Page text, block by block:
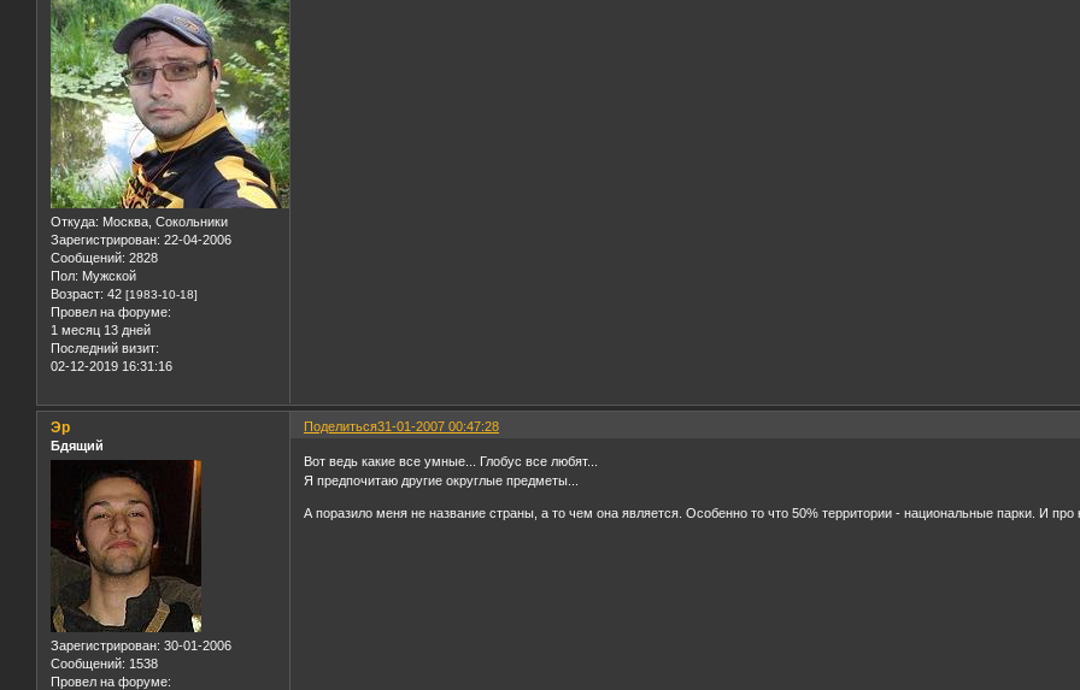
Откуда: Москва, Сокольники
Зарегистрирован: 22-04-2006
Сообщений: 2828
Пол: Мужской
Возраст: 42 [1983-10-18]
Провел на форуме:
1 месяц 13 дней
Последний визит:
02-12-2019 16:31:16
Поделиться31-01-2007 00:47:28
Эр
Бдящий
Зарегистрирован: 30-01-2006
Сообщений: 1538
Провел на форуме:
Вот ведь какие все умные... Глобус все любят...
Я предпочитаю другие округлые предметы...
А поразило меня не название страны, а то чем она является. Особенно то что 50% территории - национальные парки. И